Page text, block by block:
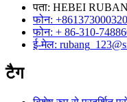
पता: HEBEI
फोन:
फोन: + 86-310-
ई-मेल:
टैग